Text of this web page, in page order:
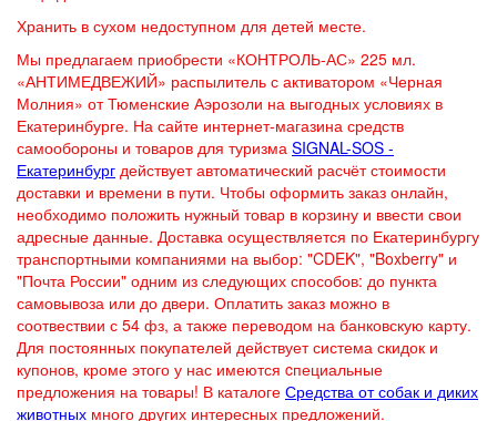
Хранить в сухом недоступном для детей месте.
Мы предлагаем приобрести «КОНТРОЛЬ-АС» 225 мл.
«АНТИМЕДВЕЖИЙ» распылитель с активатором «Черная
Молния» от Тюменские Аэрозоли на выгодных условиях в
Екатеринбурге. На сайте интернет-магазина средств
самообороны и товаров для туризма SIGNAL-SOS -
Екатеринбург действует автоматический расчёт стоимости
доставки и времени в пути. Чтобы оформить заказ онлайн,
необходимо положить нужный товар в корзину и ввести свои
адресные данные. Доставка осуществляется по Екатеринбургу
транспортными компаниями на выбор: "CDEK", "Boxberry" и
"Почта России" одним из следующих способов: до пункта
самовывоза или до двери. Оплатить заказ можно в
соотвествии с 54 фз, а также переводом на банковскую карту.
Для постоянных покупателей действует система скидок и
купонов, кроме этого у нас имеются cпециальные
предложения на товары! В каталоге Средства от собак и диких
животных много других интересных предложений.